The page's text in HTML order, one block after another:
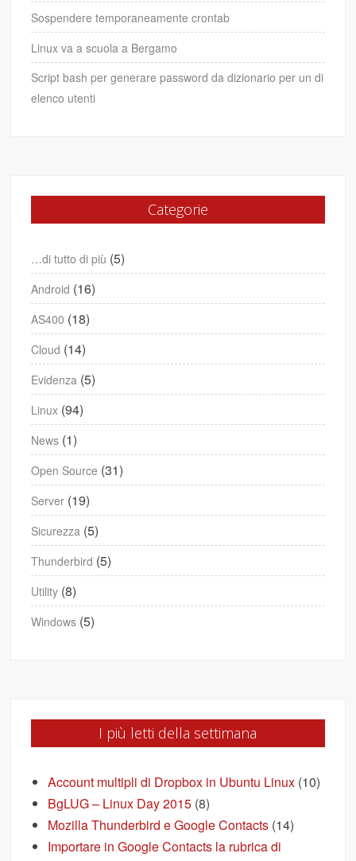
Sospendere temporaneamente crontab
Linux va a scuola a Bergamo
Script bash per generare password da dizionario per un di
elenco utenti
Categorie
…di tutto di più (5)
Android (16)
AS400 (18)
Cloud (14)
Evidenza (5)
Linux (94)
News (1)
Open Source (31)
Server (19)
Sicurezza (5)
Thunderbird (5)
Utility (8)
Windows (5)
I più letti della settimana
Account multipli di Dropbox in Ubuntu Linux (10)
BgLUG – Linux Day 2015 (8)
Mozilla Thunderbird e Google Contacts (14)
Importare in Google Contacts la rubrica di